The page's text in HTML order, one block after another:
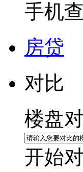
手机
房贷
对比
楼盘
开始